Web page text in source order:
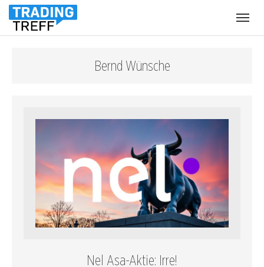
Bernd Wünsche
Nel Asa-Aktie: Irre!